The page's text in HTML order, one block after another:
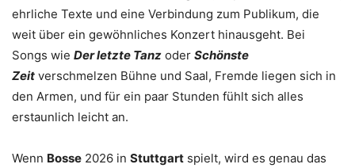
ehrliche Texte und eine Verbindung zum Publikum, die
weit über ein gewöhnliches Konzert hinausgeht. Bei
Songs wie Der letzte Tanz oder Schönste
Zeit verschmelzen Bühne und Saal, Fremde liegen sich in
den Armen, und für ein paar Stunden fühlt sich alles
erstaunlich leicht an.
Wenn Bosse 2026 in Stuttgart spielt, wird es genau das